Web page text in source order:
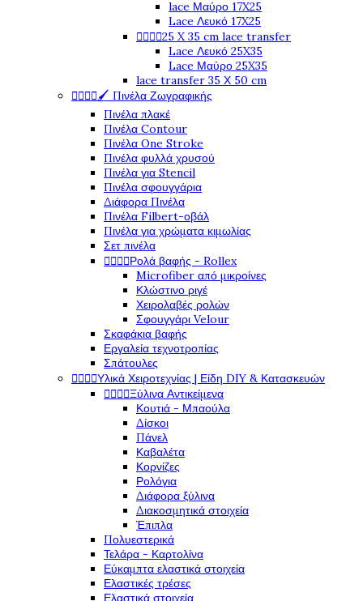
lace Μαύρο 17X25
Lace Λευκό 17X25
25 X 35 cm lace transfer
Lace Λευκό 25X35
Lace Μαύρο 25X35
lace transfer 35 Χ 50 cm
🖌️ Πινέλα Ζωγραφικής
Πινέλα πλακέ
Πινέλα Contour
Πινέλα One Stroke
Πινέλα φυλλά χρυσού
Πινέλα για Stencil
Πινέλα σφουγγάρια
Διάφορα Πινέλα
Πινέλα Filbert-οβάλ
Πινέλα για χρώματα κιμωλίας
Σετ πινέλα
Ρολά βαφής - Rollex
Microfiber από μικροίνες
Κλώστινο ριγέ
Χειρολαβές ρολών
Σφουγγάρι Velour
Σκαφάκια βαφής
Εργαλεία τεχνοτροπίας
Σπάτουλες
Υλικά Χειροτεχνίας | Είδη DIY & Κατασκευών
Ξύλινα Αντικείμενα
Κουτιά - Μπαούλα
Δίσκοι
Πάνελ
Καβαλέτα
Κορνίζες
Ρολόγια
Διάφορα ξύλινα
Διακοσμητικά στοιχεία
Έπιπλα
Πολυεστερικά
Τελάρα - Καρτολίνα
Εύκαμπτα ελαστικά στοιχεία
Ελαστικές τρέσες
Ελαστικά στοιχεία